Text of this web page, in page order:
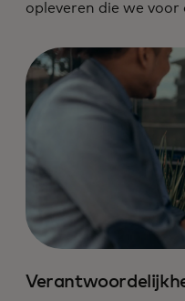
We houden ons
standaard van
voor gegevens
opleveren die we voor